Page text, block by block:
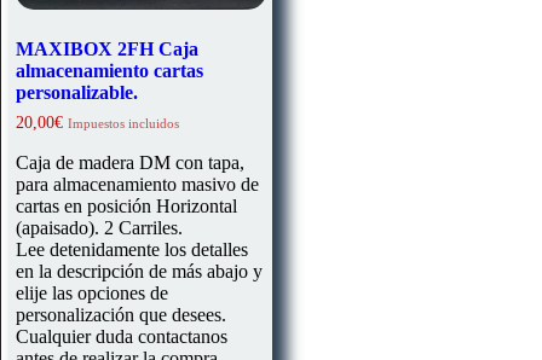
MAXIBOX 2FH Caja
almacenamiento cartas
personalizable.
20,00€ Impuestos incluidos
Caja de madera DM con tapa,
para almacenamiento masivo de
cartas en posición Horizontal
(apaisado). 2 Carriles.
Lee detenidamente los detalles
en la descripción de más abajo y
elije las opciones de
personalización que desees.
Cualquier duda contactanos